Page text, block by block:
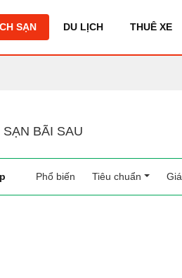
SẠN DU LỊCH THUÊ XE
SẠN BÃI SAU
Phổ biến (current)
Tiêu chuẩn Giá